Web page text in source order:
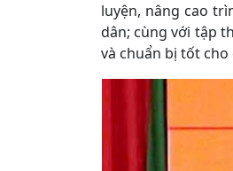
luyện, nâng cao
dân; cùng với tập
và chuẩn bị tốt cho